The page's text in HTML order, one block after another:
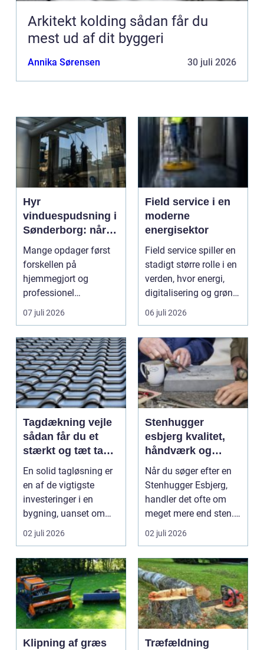
Arkitekt kolding sådan får du
mest ud af dit byggeri
Annika Sørensen 30 juli 2026
Hyr
vinduespudsning i
Sønderborg: når
det skal være nemt
Mange opdager først
forskellen på
hjemmegjort og
professionel
vinduespudsning, nå...
07 juli 2026
Field service i en
moderne
energisektor
Field service spiller en
stadigt større rolle i en
verden, hvor energi,
digitalisering og grøn
omsti...
06 juli 2026
Tagdækning vejle
sådan får du et
stærkt og tæt tag i
mange år
En solid tagløsning er
en af de vigtigste
investeringer i en
bygning, uanset om
der er tale om bolig...
02 juli 2026
Stenhugger
esbjerg kvalitet,
håndværk og
personlige
løsninger
Når du søger efter en
Stenhugger Esbjerg,
handler det ofte om
meget mere end sten.
Det handler om at...
02 juli 2026
Klipning af græs
Træfældning